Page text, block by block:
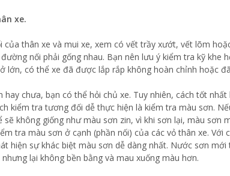
xe.
của thân xe và mui xe, xem có vết trầy xướt, vết lõm
nối phải gống nhau. Bạn nên lưu ý kiểm tra kỹ khe
lớn, có thể xe đã được lắp rắp không hoàn chỉnh hoặc
chưa, bạn có thể hỏi chủ xe. Tuy nhiên, cách tốt
kiểm tra tương đối dễ thực hiện là kiểm tra màu sơn.
không giống như màu sơn zin, vì khi sơn lại, màu sơn
tra màu sơn ở cạnh (phần nối) của các vỏ thân xe. Với
hiện sự khác biệt màu sơn dễ dàng nhất. Nước sơn
lại không bền bằng và mau xuống màu hơn.